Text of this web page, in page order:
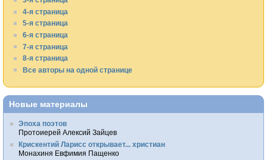
4-я страница
5-я страница
6-я страница
7-я страница
8-я страница
Все авторы на одной странице
Новые материалы
Эпоха поэтов
Протоиерей Алексий Зайцев
Крискентий Ларисс открывает... христиан
Монахиня Евфимия Пащенко